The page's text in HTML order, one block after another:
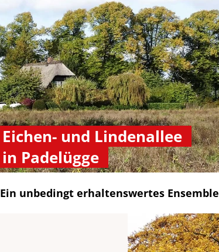
Eichen- und Lindenallee
in Padelügge
Ein unbedingt erhaltenswertes Ensemble